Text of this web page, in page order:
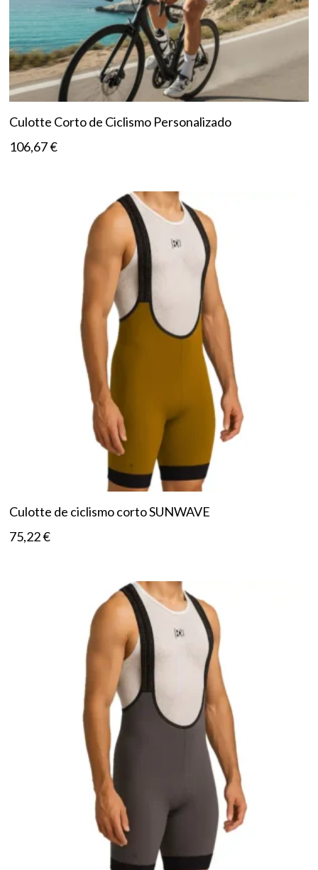
Culotte Corto de Ciclismo Personalizado
106,67€
Culotte de ciclismo corto SUNWAVE
75,22€